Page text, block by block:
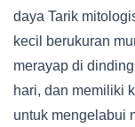
daya Tarik
kecil berukuran
merayap di
hari, dan memiliki
untuk mengelabui